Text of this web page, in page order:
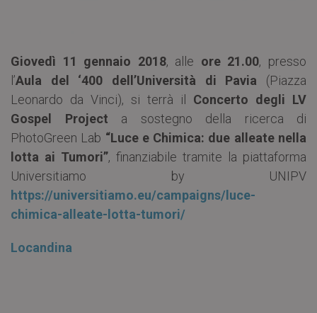
Giovedì 11 gennaio 2018, alle ore 21.00, presso
l’Aula del ‘400 dell’Università di Pavia (Piazza
Leonardo da Vinci), si terrà il Concerto degli LV
Gospel Project a sostegno della ricerca di
PhotoGreen Lab “Luce e Chimica: due alleate nella
lotta ai Tumori”, finanziabile tramite la piattaforma
Universitiamo by UNIPV
https://universitiamo.eu/campaigns/luce-
chimica-alleate-lotta-tumori/
Locandina